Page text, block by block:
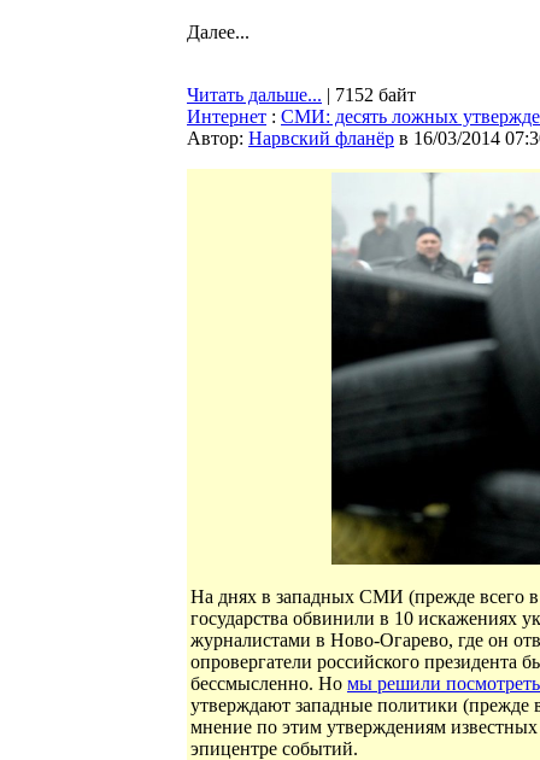
Далее...
Читать дальше... | 7152 байт
Интернет : СМИ: десять ложных
Автор: Нарвский фланёр в 16/03/2014
На днях в западных СМИ (прежде всего
государства обвинили в 10 искажениях
журналистами в Ново-Огарево, где он
опровергатели российского
бессмысленно. Но мы решили посмотреть
утверждают западные политики
мнение по этим утверждениям
эпицентре событий.